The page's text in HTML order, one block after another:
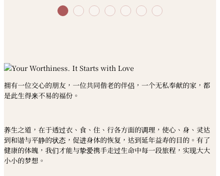
拥有一位交心的朋友，一位共同偕老的伴侣，一个无私奉献的家，都
是此生得来不易的福份。
养生之道，在于透过衣、食、住、行各方面的调理，使心、身、灵达
到和谐与平静的状态，促进身体的恢复，达到延年益寿的目的。有了
健康的体魄，我们才能与挚爱携手走过生命中每一段旅程，实现大大
小小的梦想。